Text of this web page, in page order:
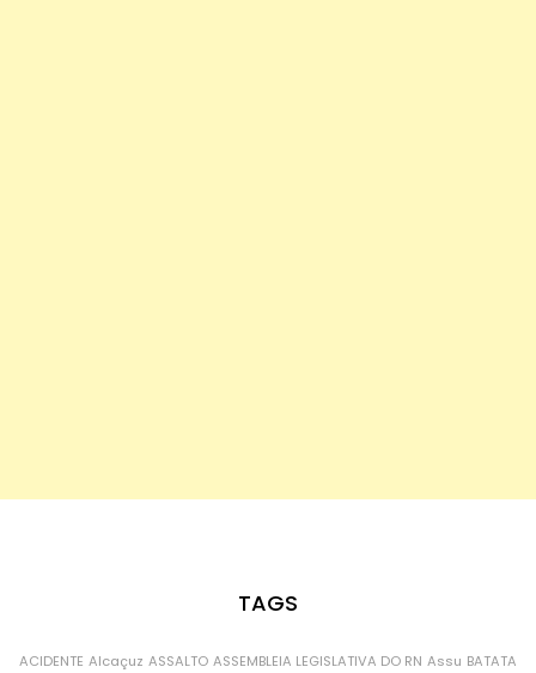
TAGS
ACIDENTE Alcaçuz ASSALTO ASSEMBLEIA LEGISLATIVA DO RN Assu BATATA